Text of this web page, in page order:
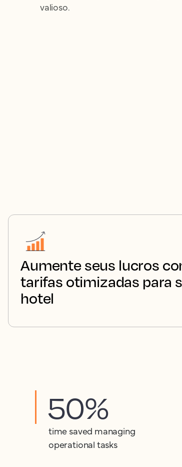
valioso.
Aumente seus lucros
tarifas otimizadas para
hotel
50%
time saved managing
operational tasks